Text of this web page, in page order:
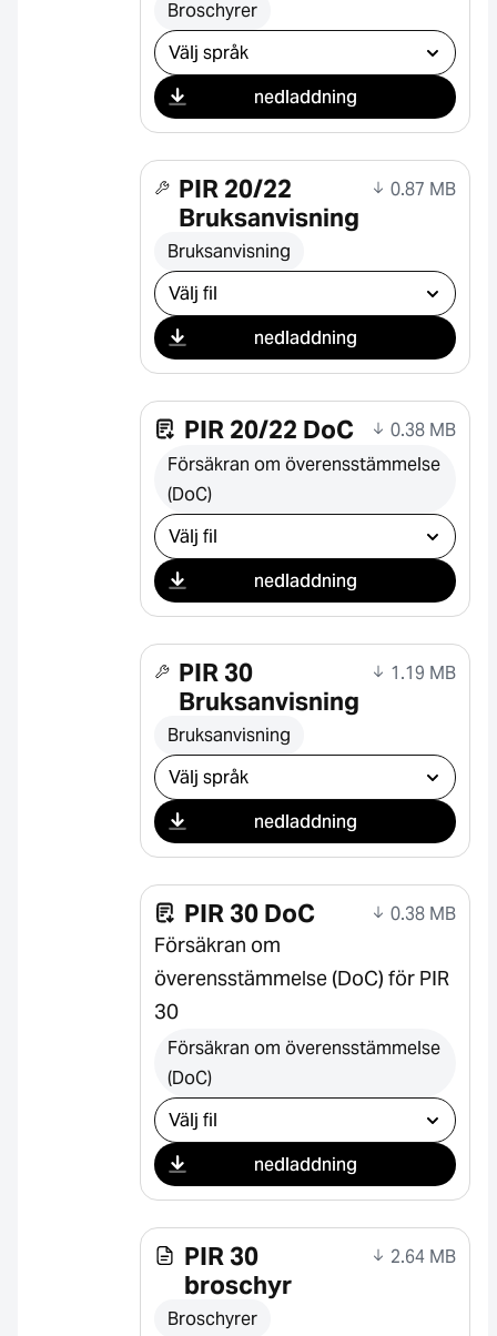
Broschyrer
Välj nedladdning
nedladdning
PIR 20/22
Bruksanvisning
0.87 MB
Bruksanvisning
Välj nedladdning
nedladdning
PIR 20/22 DoC
0.38 MB
Försäkran om överensstämmelse
(DoC)
Välj nedladdning
nedladdning
PIR 30
Bruksanvisning
1.19 MB
Bruksanvisning
Välj nedladdning
nedladdning
PIR 30 DoC 0.38 MB
Försäkran om
överensstämmelse (DoC) för PIR
30
Försäkran om överensstämmelse
(DoC)
Välj nedladdning
nedladdning
PIR 30
broschyr
2.64 MB
Broschyrer